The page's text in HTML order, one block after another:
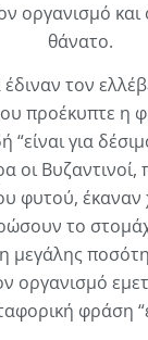
οργανισμό και
θάνατο.
τον
προέκυπτε η
“είναι για
οι Βυζαντινοί,
φυτού,
το
μεγάλης
οργανισμό
φράση